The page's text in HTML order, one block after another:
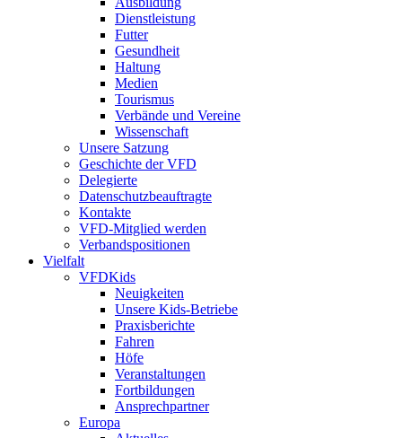
Dienstleistung
Futter
Gesundheit
Haltung
Medien
Tourismus
Verbände und Vereine
Wissenschaft
Unsere Satzung
Geschichte der VFD
Delegierte
Datenschutzbeauftragte
Kontakte
VFD-Mitglied werden
Verbandspositionen
Vielfalt
VFDKids
Neuigkeiten
Unsere Kids-Betriebe
Praxisberichte
Fahren
Höfe
Veranstaltungen
Fortbildungen
Ansprechpartner
Europa